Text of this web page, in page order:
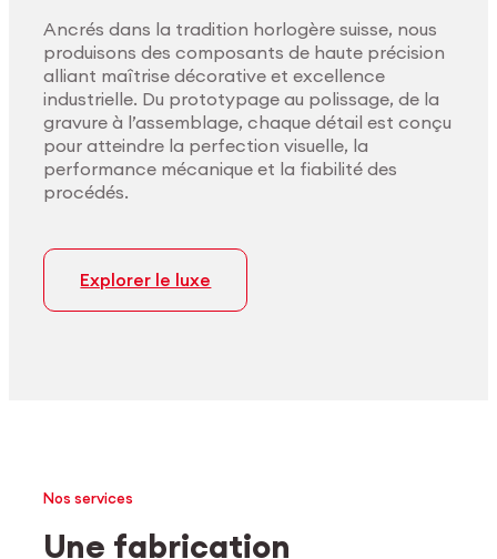
Ancrés dans la tradition horlogère suisse, nous
produisons des composants de haute précision
alliant maîtrise décorative et excellence
industrielle. Du prototypage au polissage, de la
gravure à l’assemblage, chaque détail est conçu
pour atteindre la perfection visuelle, la
performance mécanique et la fiabilité des
procédés.
Explorer le luxe
Nos services
Une fabrication